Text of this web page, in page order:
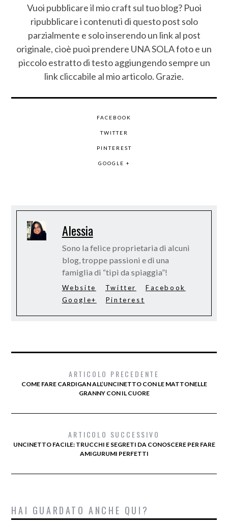
Vuoi pubblicare il mio craft sul tuo blog? Puoi
ripubblicare i contenuti di questo post solo
parzialmente e solo inserendo un link al post
originale, cioè puoi prendere UNA SOLA foto e un
piccolo estratto di testo aggiungendo sempre un
link cliccabile al mio articolo. Grazie.
FACEBOOK
TWITTER
PINTEREST
GOOGLE +
Alessia
Sono la felice proprietaria di alcuni
blog, troppe passioni e di una
famiglia di “tipi da spiaggia”!
Website Twitter
Facebook
Google+
Pinterest
ARTICOLO PRECEDENTE
COME FARE CARDIGAN ALL’UNCINETTO CON LE MATTONELLE
GRANNY CON IL CUORE
ARTICOLO SUCCESSIVO
UNCINETTO FACILE: TRUCCHI E SEGRETI DA CONOSCERE PER FARE
AMIGURUMI PERFETTI
HAI GUARDATO ANCHE QUI?